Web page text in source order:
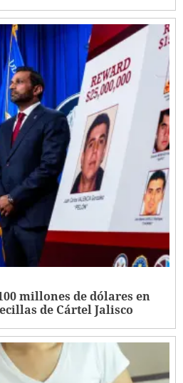
millones de dólares en
de Cártel Jalisco